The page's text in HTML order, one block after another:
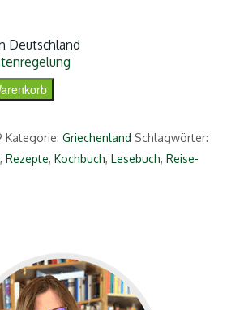
Deutschland
Menge
Kategorie: Griechenland Schlagwörter:
, Rezepte, Kochbuch, Lesebuch, Reise-